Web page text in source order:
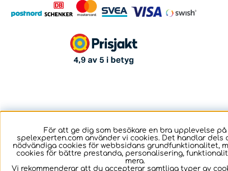
För att ge dig som besökare en bra upplevelse på
spelexperten.com använder vi cookies. Det handlar dels
nödvändiga cookies för webbsidans grundfunktionalitet,
cookies för bättre prestanda, personalisering,
mera.
Vi rekommenderar att du accepterar samtliga typer av